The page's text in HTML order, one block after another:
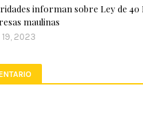
informan sobre Ley de 40
maulinas
19, 2023